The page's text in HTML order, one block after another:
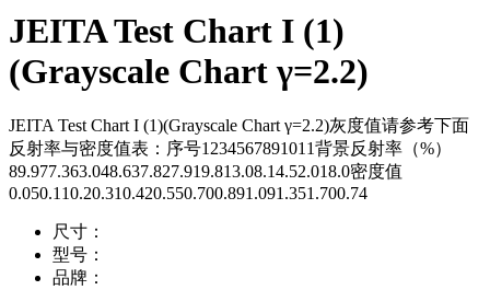
JEITA Test Chart I (1)
(Grayscale Chart γ=2.2)
JEITA Test Chart I (1)(Grayscale Chart γ=2.2)灰度值请参考下面
反射率与密度值表：序号1234567891011背景反射率（%）
89.977.363.048.637.827.919.813.08.14.52.018.0密度值
0.050.110.20.310.420.550.700.891.091.351.700.74
尺寸：
型号：
品牌：